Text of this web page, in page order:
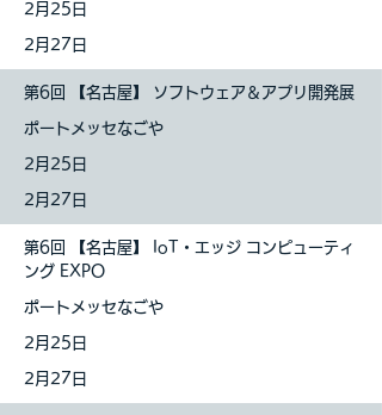
2月25日
2月27日
第6回 【名古屋】 ソフトウェア＆アプリ開発展
ポートメッセなごや
2月25日
2月27日
第6回 【名古屋】 IoT・エッジ コンピューティ
ング EXPO
ポートメッセなごや
2月25日
2月27日